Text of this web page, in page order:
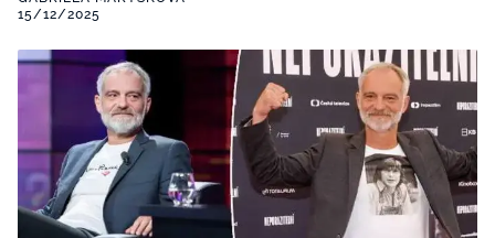
Všechny kategorie
Seberozvoj
Všechny kategorie
Životní styl
Všechny kategorie
Testy a kvízy
BYDLENÍ
Všechny kategorie
Tvoření
BurdaMedia
15/12/2025